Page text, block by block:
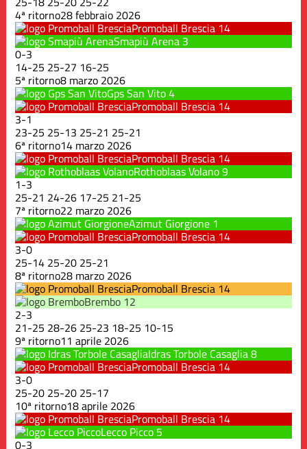
4ª ritorno28 febbraio 2026
Promoball Brescia 14
Smapiù Arena 3
0-3
14-25 25-27 16-25
5ª ritorno8 marzo 2026
Gps San Vito4
Promoball Brescia 14
3-1
23-25 25-13 25-21 25-21
6ª ritorno14 marzo 2026
Promoball Brescia 14
Rothoblaas Volano9
1-3
25-21 24-26 17-25 21-25
7ª ritorno22 marzo 2026
Azimut Giorgione 1
Promoball Brescia 14
3-0
25-14 25-20 25-21
8ª ritorno28 marzo 2026
Promoball Brescia 14
Brembo 12
2-3
21-25 28-26 25-23 18-25 10-15
9ª ritorno11 aprile 2026
Idras Torbole Casaglia8
Promoball Brescia 14
3-0
25-20 25-20 25-17
10ª ritorno18 aprile 2026
Promoball Brescia 14
Lecco Picco 5
0-3